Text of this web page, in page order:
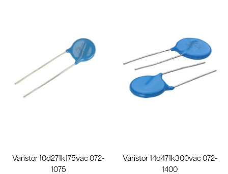
Varistor 10d271k175vac 072-
1075
Varistor 14d471k300vac 072-
1400